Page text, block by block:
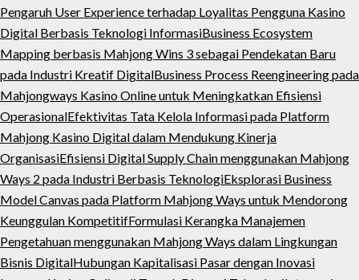
Pengaruh User Experience terhadap Loyalitas Pengguna Kasino
Digital Berbasis Teknologi InformasiBusiness Ecosystem
Mapping berbasis Mahjong Wins 3 sebagai Pendekatan Baru
pada Industri Kreatif DigitalBusiness Process Reengineering pada
Mahjongways Kasino Online untuk Meningkatkan Efisiensi
OperasionalEfektivitas Tata Kelola Informasi pada Platform
Mahjong Kasino Digital dalam Mendukung Kinerja
OrganisasiEfisiensi Digital Supply Chain menggunakan Mahjong
Ways 2 pada Industri Berbasis TeknologiEksplorasi Business
Model Canvas pada Platform Mahjong Ways untuk Mendorong
Keunggulan KompetitifFormulasi Kerangka Manajemen
Pengetahuan menggunakan Mahjong Ways dalam Lingkungan
Bisnis DigitalHubungan Kapitalisasi Pasar dengan Inovasi